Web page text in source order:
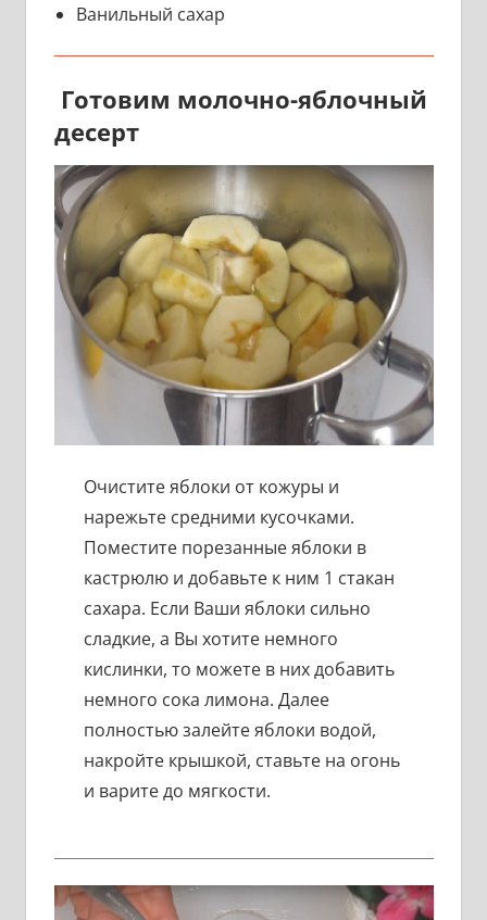
Ванильный сахар
Готовим молочно-яблочный
десерт
Очистите яблоки от кожуры и
нарежьте средними кусочками.
Поместите порезанные яблоки в
кастрюлю и добавьте к ним 1 стакан
сахара. Если Ваши яблоки сильно
сладкие, а Вы хотите немного
кислинки, то можете в них добавить
немного сока лимона. Далее
полностью залейте яблоки водой,
накройте крышкой, ставьте на огонь
и варите до мягкости.